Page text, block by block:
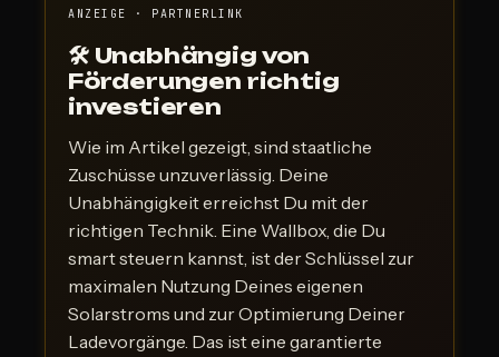
ANZEIGE · PARTNERLINK
🛠 Unabhängig von
Förderungen richtig
investieren
Wie im Artikel gezeigt, sind staatliche
Zuschüsse unzuverlässig. Deine
Unabhängigkeit erreichst Du mit der
richtigen Technik. Eine Wallbox, die Du
smart steuern kannst, ist der Schlüssel zur
maximalen Nutzung Deines eigenen
Solarstroms und zur Optimierung Deiner
Ladevorgänge. Das ist eine garantierte